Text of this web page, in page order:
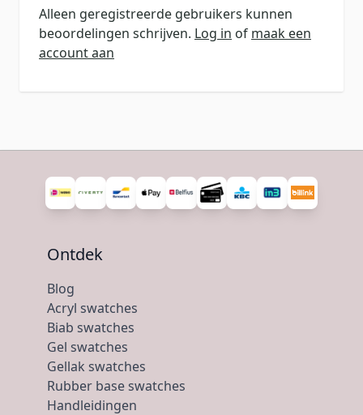
Alleen geregistreerde gebruikers kunnen
beoordelingen schrijven. Log in of maak een
account aan
Ontdek
Blog
Acryl swatches
Biab swatches
Gel swatches
Gellak swatches
Rubber base swatches
Handleidingen